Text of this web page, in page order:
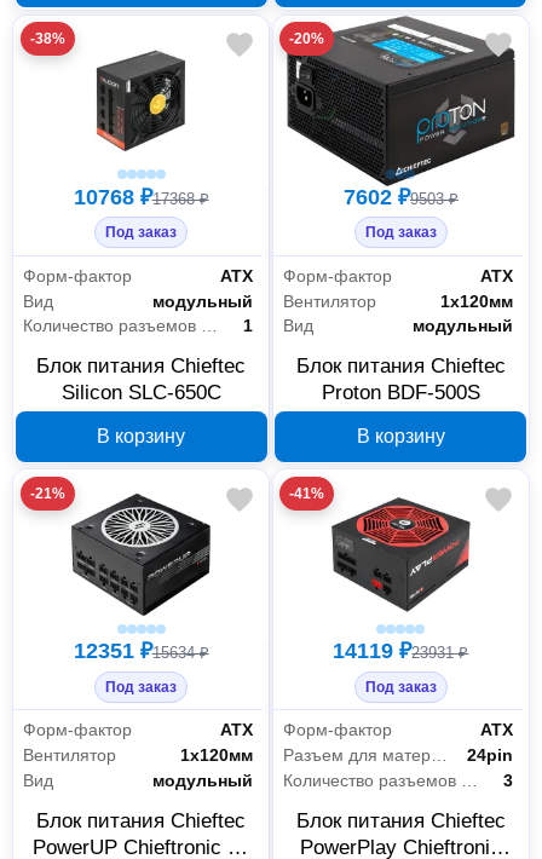
-38%
10768 ₽17368 ₽
Под заказ
Форм-фактор
АТХ
Вид
модульный
Количество разъемов 8 PIN (4+4) CPU
1
Блок питания Chieftec
Silicon SLC-650C
В корзину
-20%
7602 ₽9503 ₽
Под заказ
Форм-фактор
АТХ
Вентилятор
1х120мм
Вид
модульный
Блок питания Chieftec
Proton BDF-500S
В корзину
-21%
12351 ₽15634 ₽
Под заказ
Форм-фактор
АТХ
Вентилятор
1х120мм
Вид
модульный
Блок питания Chieftec
PowerUP Chieftronic 80
-41%
14119 ₽23931 ₽
Под заказ
Форм-фактор
АТХ
Разъем для материнской платы
24pin
3
Блок питания Chieftec
PowerPlay Chieftronic